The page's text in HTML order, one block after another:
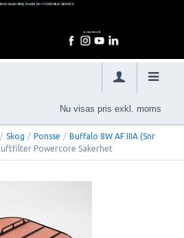
Nu visas pris exkl. moms
/ Skog / Ponsse / Buffalo 8W AF IIIA (Snr
Luftfilter Powercore Säkerhet